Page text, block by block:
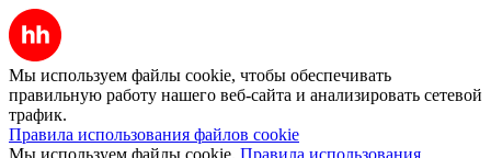
Мы используем файлы cookie, чтобы обеспечивать
правильную работу нашего веб-сайта и анализировать сетевой
трафик.
Правила использования файлов cookie
Мы используем файлы cookie. Правила использования